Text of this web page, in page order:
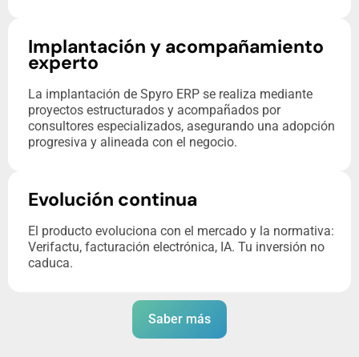
Implantación y acompañamiento
experto
La implantación de Spyro ERP se realiza mediante
proyectos estructurados y acompañados por
consultores especializados, asegurando una adopción
progresiva y alineada con el negocio.
Evolución continua
El producto evoluciona con el mercado y la normativa:
Verifactu, facturación electrónica, IA. Tu inversión no
caduca.
Saber más